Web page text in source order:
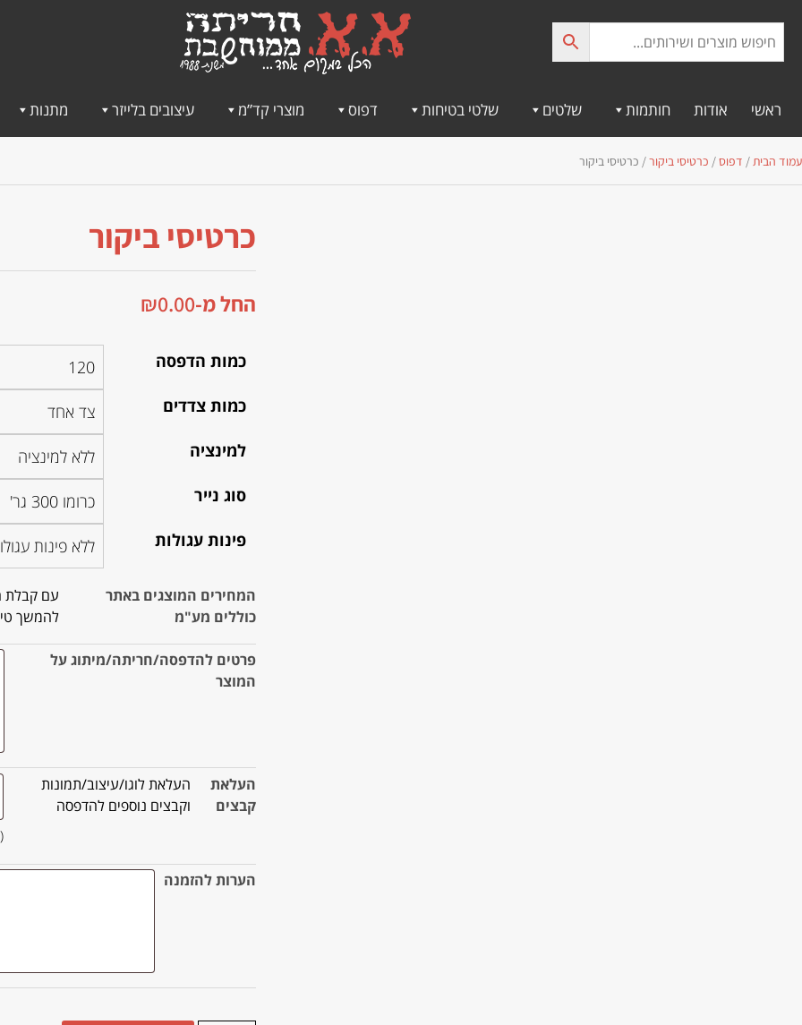
ראשי אודות חותמות שלטים שלטי בטיחות דפוס מוצרי קד”מ עיצובים בלייזר מתנות
עמוד הבית/ דפוס/ כרטיסי ביקור/ כרטיסי ביקור
כרטיסי ביקור
החל מ- ₪0.00
כמות הדפסה
כמות צדדים
למינציה
סוג נייר
פינות עגולות
המחירים המוצגים באתר
כוללים מע"מ
עם קבלת
להמשך
פרטים להדפסה/חריתה/מיתוג על
המוצר
העלאת
קבצים
העלאת לוגו/עיצוב/תמונות
וקבצים נוספים להדפסה
(max file size 24 MB)
הערות להזמנה